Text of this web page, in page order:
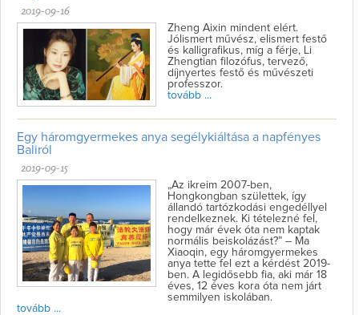
2019-09-16
Zheng Aixin mindent elért.
Jólismert művész, elismert festő
és kalligrafikus, míg a férje, Li
Zhengtian filozófus, tervező,
díjnyertes festő és művészeti
professzor.
tovább ...
Egy háromgyermekes anya segélykiáltása a napfényes
Baliról
2019-09-15
„Az ikreim 2007-ben,
Hongkongban születtek, így
állandó tartózkodási engedéllyel
rendelkeznek. Ki tételezné fel,
hogy már évek óta nem kaptak
normális beiskolázást?” – Ma
Xiaoqin, egy háromgyermekes
anya tette fel ezt a kérdést 2019-
ben. A legidősebb fia, aki már 18
éves, 12 éves kora óta nem járt
semmilyen iskolában.
tovább ...